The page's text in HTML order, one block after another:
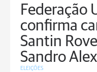
Federação
confirma
Santin
Sandro Alex
ELEIÇÕES